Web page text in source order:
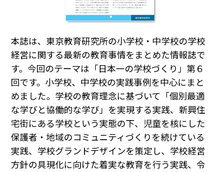
本誌は、東京教育研究所の小学校・中学校の学校
経営に関する最新の教育事情をまとめた情報誌で
す。今回のテーマは「日本一の学校づくり」第６
回です。小学校、中学校の実践事例を中心にまと
めました。学校の教育理念に基づいて「個別最適
な学びと協働的な学び」を実現する実践、新興住
宅街にある学校という実態の下、児童を核にした
保護者・地域のコミュニティづくりを続けている
実践、学校グランドデザインを策定し、学校経営
方針の具現化に向けた着実な教育を行う実践、令